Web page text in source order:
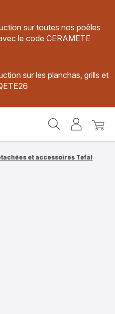
sur toutes nos poêles
le code CERAMETE
sur les planchas, grills et
MonMon
et accessoires Tefal